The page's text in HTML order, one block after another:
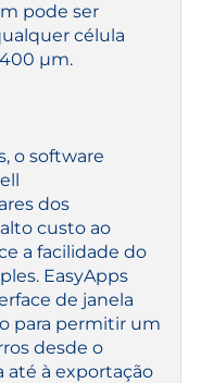
pode ser
célula
µm.
o software
dos
custo ao
a facilidade do
EasyApps
de janela
para permitir um
desde o
até à exportação